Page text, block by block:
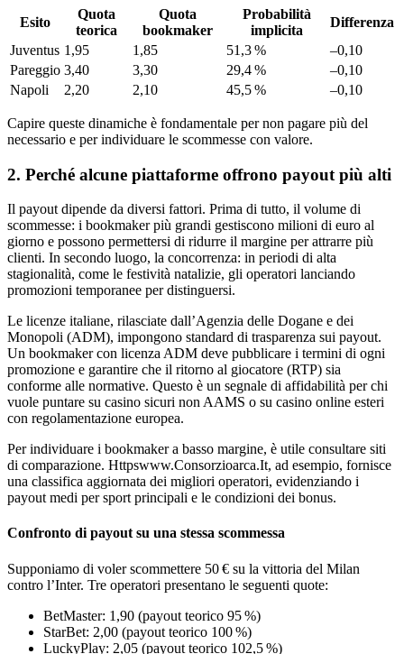
Esito
Quota
teorica
Quota
bookmaker
Probabilità
implicita
Differenza
Juventus 1,95 1,85 51,3 %
–0,10
Pareggio 3,40 3,30 29,4 %
–0,10
Napoli
2,20 2,10 45,5 % –0,10
Capire queste dinamiche è fondamentale per non pagare più del
necessario e per individuare le scommesse con valore.
2. Perché alcune piattaforme offrono payout più alti
Il payout dipende da diversi fattori. Prima di tutto, il volume di
scommesse: i bookmaker più grandi gestiscono milioni di euro al
giorno e possono permettersi di ridurre il margine per attrarre più
clienti. In secondo luogo, la concorrenza: in periodi di alta
stagionalità, come le festività natalizie, gli operatori lanciando
promozioni temporanee per distinguersi.
Le licenze italiane, rilasciate dall’Agenzia delle Dogane e dei
Monopoli (ADM), impongono standard di trasparenza sui payout.
Un bookmaker con licenza ADM deve pubblicare i termini di ogni
promozione e garantire che il ritorno al giocatore (RTP) sia
conforme alle normative. Questo è un segnale di affidabilità per chi
vuole puntare su casino sicuri non AAMS o su casino online esteri
con regolamentazione europea.
Per individuare i bookmaker a basso margine, è utile consultare siti
di comparazione. Httpswww.Consorzioarca.It, ad esempio, fornisce
una classifica aggiornata dei migliori operatori, evidenziando i
payout medi per sport principali e le condizioni dei bonus.
Confronto di payout su una stessa scommessa
Supponiamo di voler scommettere 50 € su la vittoria del Milan
contro l’Inter. Tre operatori presentano le seguenti quote:
BetMaster: 1,90 (payout teorico 95 %)
StarBet: 2,00 (payout teorico 100 %)
LuckyPlay: 2,05 (payout teorico 102,5 %)